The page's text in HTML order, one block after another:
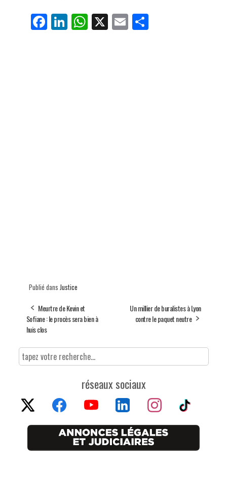
Fa
ce
Li
nk
W
ha
X E
m
Pa
rt
Publié dans Justice
Meurtre de Kevin et
Sofiane : le procès sera bien à
huis clos
Un millier de buralistes à Lyon
contre le paquet neutre
réseaux sociaux